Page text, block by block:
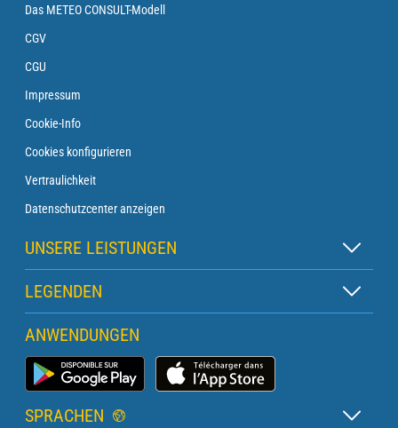
Das METEO CONSULT-Modell
CGV
CGU
Impressum
Cookie-Info
Cookies konfigurieren
Vertraulichkeit
Datenschutzcenter anzeigen
UNSERE LEISTUNGEN
Zen-Abonnement
Leuchtfeuer-Abonnement
Überfahrt-Abonnement
Leuchtturm-Abonnement
LEGENDEN
Kartenlegende
Piktogrammlegende
Glossar
ANWENDUNGEN
Marinewetter-App
SPRACHEN